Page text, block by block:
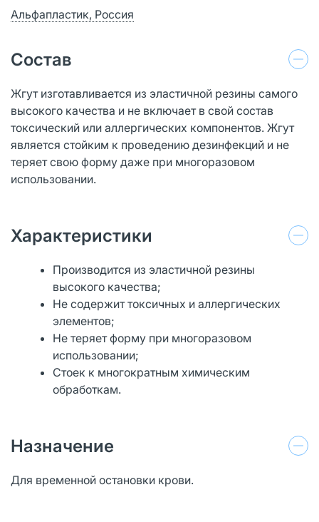
Альфапластик, Россия
Состав
Жгут изготавливается из эластичной резины самого
высокого качества и не включает в свой состав
токсический или аллергических компонентов. Жгут
является стойким к проведению дезинфекций и не
теряет свою форму даже при многоразовом
использовании.
Характеристики
Производится из эластичной резины
высокого качества;
Не содержит токсичных и аллергических
элементов;
Не теряет форму при многоразовом
использовании;
Стоек к многократным химическим
обработкам.
Назначение
Для временной остановки крови.